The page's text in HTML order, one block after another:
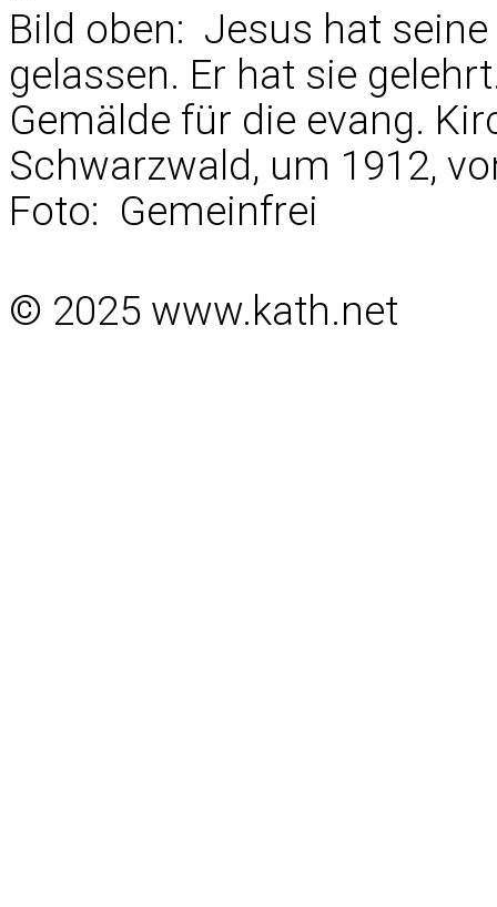
Bild oben: Jesus hat
gelassen. Er hat sie
Gemälde für die evang.
Schwarzwald, um 1912,
Foto: Gemeinfrei
© 2025 www.kath.net